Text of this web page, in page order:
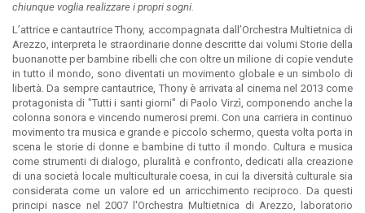
chiunque voglia realizzare i propri sogni.
L’attrice e cantautrice Thony, accompagnata dall’Orchestra Multietnica di
Arezzo, interpreta le straordinarie donne descritte dai volumi Storie della
buonanotte per bambine ribelli che con oltre un milione di copie vendute
in tutto il mondo, sono diventati un movimento globale e un simbolo di
libertà. Da sempre cantautrice, Thony è arrivata al cinema nel 2013 come
protagonista di "Tutti i santi giorni" di Paolo Virzì, componendo anche la
colonna sonora e vincendo numerosi premi. Con una carriera in continuo
movimento tra musica e grande e piccolo schermo, questa volta porta in
scena le storie di donne e bambine di tutto il mondo. Cultura e musica
come strumenti di dialogo, pluralità e confronto, dedicati alla creazione
di una società locale multiculturale coesa, in cui la diversità culturale sia
considerata come un valore ed un arricchimento reciproco. Da questi
principi nasce nel 2007 l'Orchestra Multietnica di Arezzo, laboratorio